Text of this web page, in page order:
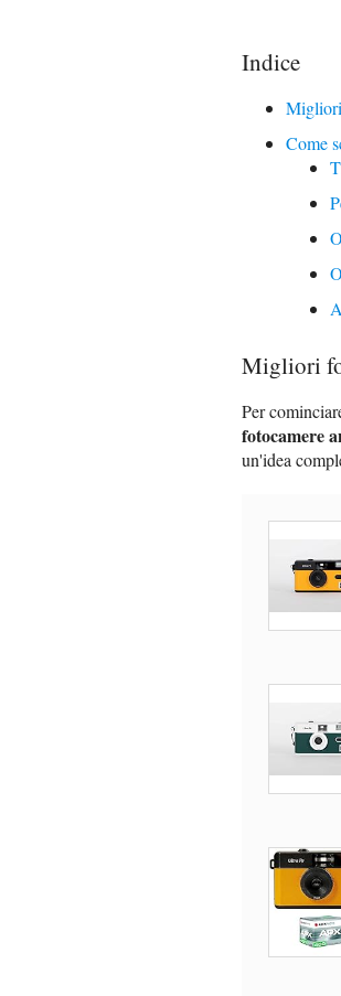
Indice
Migliori
Come
Migliori
Per
fotocamere
un'idea